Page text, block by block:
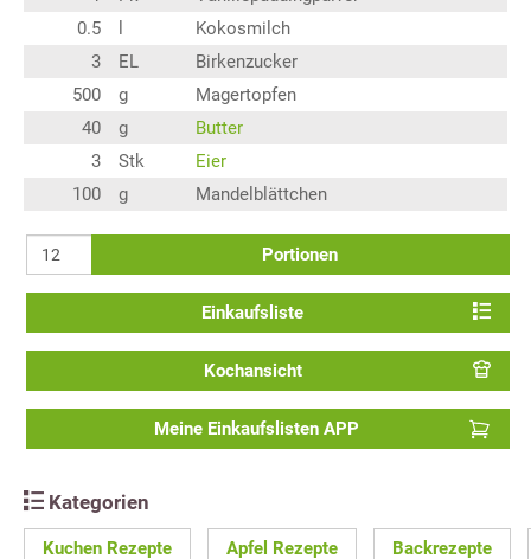
0.5
Kokosmilch
3
EL
Birkenzucker
500
g
Magertopfen
40
g
Butter
3
Stk
Eier
100
g Mandelblättchen
Portionen
Einkaufsliste
Kochansicht
Meine Einkaufslisten APP
Kategorien
Kuchen Rezepte Apfel Rezepte Backrezepte